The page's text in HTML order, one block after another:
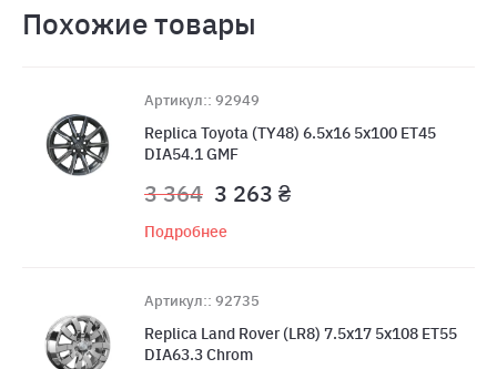
Похожие товары
Артикул:: 92949
Replica Toyota (TY48) 6.5x16 5x100 ET45
DIA54.1 GMF
3 364 3 263 ₴
Подробнее
Артикул:: 92735
Replica Land Rover (LR8) 7.5x17 5x108 ET55
DIA63.3 Chrom